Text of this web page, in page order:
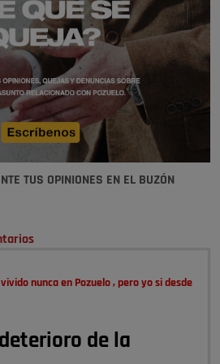
TUS OPINIONES EN EL BUZÓN
nunca en Pozuelo , pero yo si desde
de la